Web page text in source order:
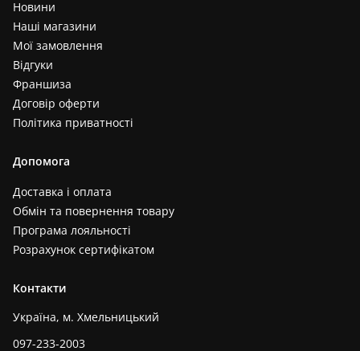
Новини
Наші магазини
Мої замовлення
Відгуки
Франшиза
Договір оферти
Політика приватності
Допомога
Доставка і оплата
Обмін та повернення товару
Програма лояльності
Розрахунок сертифікатом
Контакти
Україна, м. Хмельницький
097-233-2003